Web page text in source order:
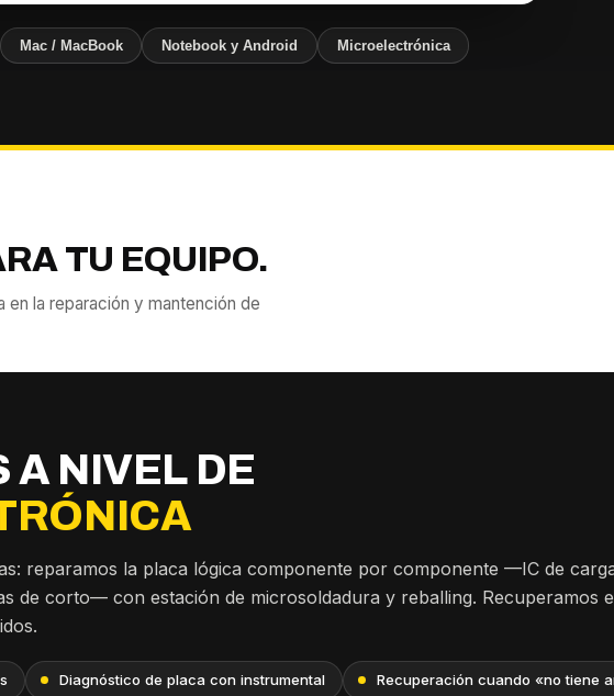
Mac / MacBook Notebook y Android Microelectrónica
TU EQUIPO.
la reparación y mantención de
A NIVEL DE
reparamos la placa lógica componente por componente —IC de
de corto— con estación de microsoldadura y reballing. Recuperamos
Diagnóstico de placa con instrumental Recuperación cuando «no tiene